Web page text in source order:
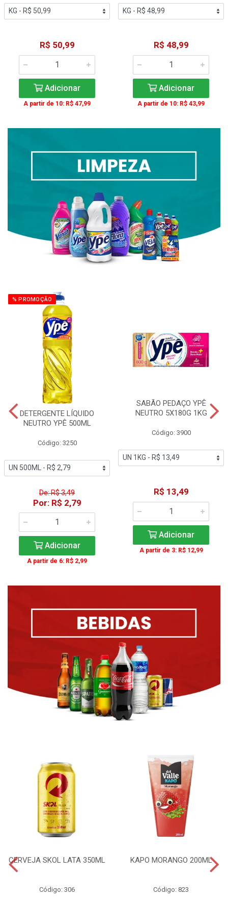
R$ 50,99
Adicionar
A partir de 10: R$ 47,99
R$ 48,99
Adicionar
A partir de 10: R$ 43,99
% PROMOÇÃO
DETERGENTE LÍQUIDO
NEUTRO YPÊ 500ML
Código: 3250
De: R$ 3,49
Por: R$ 2,79
Adicionar
A partir de 6: R$ 2,99
SABÃO PEDAÇO YPÊ
NEUTRO 5X180G 1KG
Código: 3900
R$ 13,49
Adicionar
A partir de 3: R$ 12,99
CERVEJA SKOL LATA 350ML
Código: 306
KAPO MORANGO 200ML
Código: 823